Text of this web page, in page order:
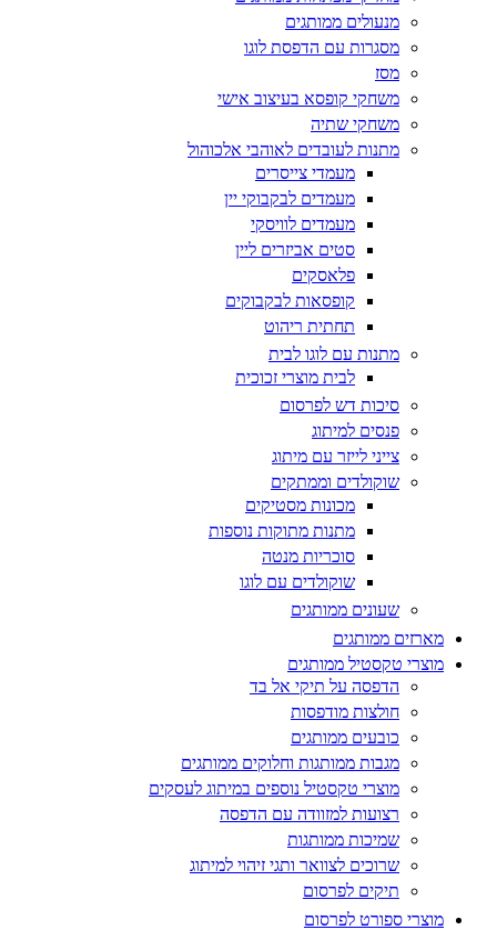
מנעולים ממותגים
מסגרות עם הדפסת לוגו
מסז
משחקי קופסא בעיצוב אישי
משחקי שתיה
מתנות לעובדים לאוהבי אלכוהול
מעמדי צייסרים
מעמדים לבקבוקי יין
מעמדים לוויסקי
סטים אביזרים ליין
פלאסקים
קופסאות לבקבוקים
תחתית ריהוט
מתנות עם לוגו לבית
לבית מוצרי זכוכית
סיכות דש לפרסום
פנסים למיתוג
צייני לייזר עם מיתוג
שוקולדים וממתקים
מכונות מסטיקים
מתנות מתוקות נוספות
סוכריות מנטה
שוקולדים עם לוגו
שעונים ממותגים
מארזים ממותגים
מוצרי טקסטיל ממותגים
הדפסה על תיקי אל בד
חולצות מודפסות
כובעים ממותגים
מגבות ממותגות וחלוקים ממותגים
מוצרי טקסטיל נוספים במיתוג לעסקים
רצועות למזוודה עם הדפסה
שמיכות ממותגות
שרוכים לצוואר ותגי זיהוי למיתוג
תיקים לפרסום
מוצרי ספורט לפרסום